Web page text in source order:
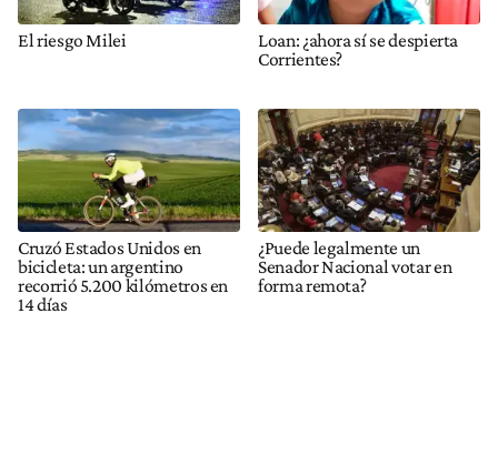
El riesgo Milei
Loan: ¿ahora sí se despierta
Corrientes?
Cruzó Estados Unidos en
bicicleta: un argentino
recorrió 5.200 kilómetros en
14 días
¿Puede legalmente un
Senador Nacional votar en
forma remota?